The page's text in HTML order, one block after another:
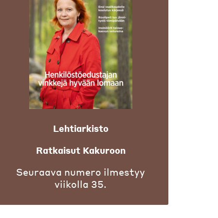
Lehtiarkisto
Ratkaisut Kakuroon
Seuraava numero ilmestyy
viikolla 35.